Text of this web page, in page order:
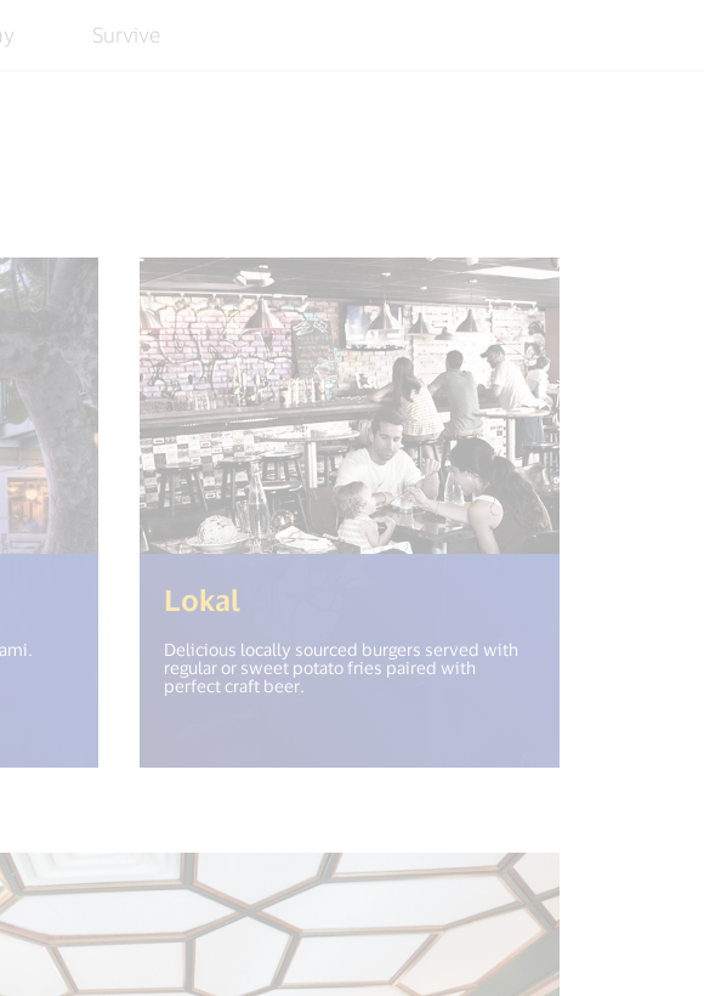
Survive
Lokal
Delicious locally sourced burgers served with
regular or sweet potato fries paired with
perfect craft beer.